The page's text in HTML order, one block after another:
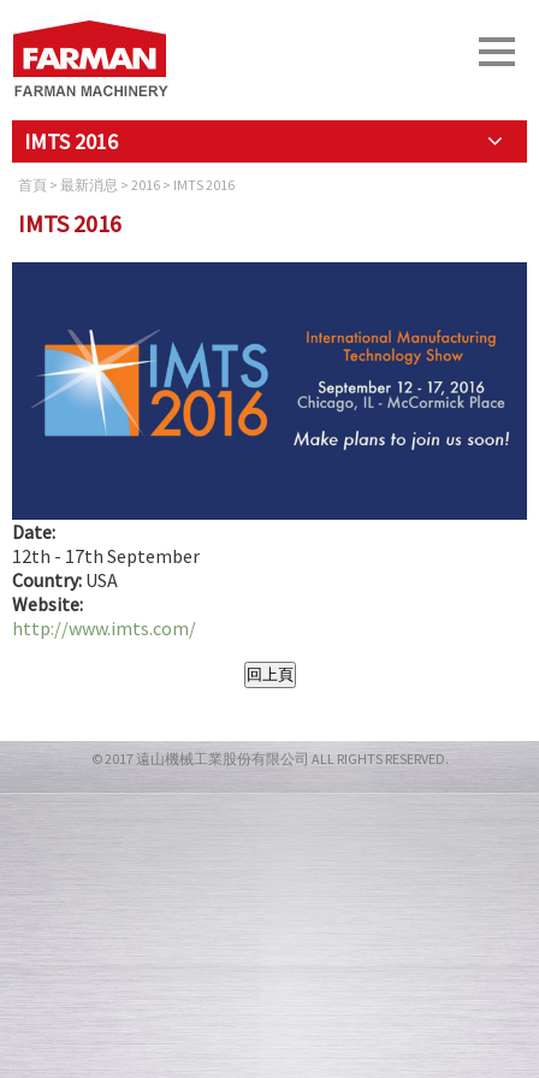
IMTS 2016
首頁 > 最新消息 > 2016 > IMTS 2016
IMTS 2016
Date:
12th - 17th September
Country: USA
Website:
http://www.imts.com/
© 2017 遠山機械工業股份有限公司 ALL RIGHTS RESERVED.